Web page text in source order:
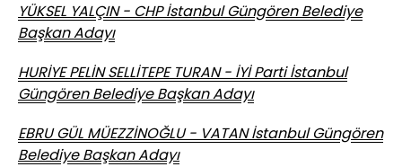
YÜKSEL YALÇIN - CHP İstanbul Güngören Belediye
Başkan Adayı
HURİYE PELİN SELLİTEPE TURAN - İYİ Parti İstanbul
Güngören Belediye Başkan Adayı
EBRU GÜL MÜEZZİNOĞLU - VATAN İstanbul Güngören
Belediye Başkan Adayı